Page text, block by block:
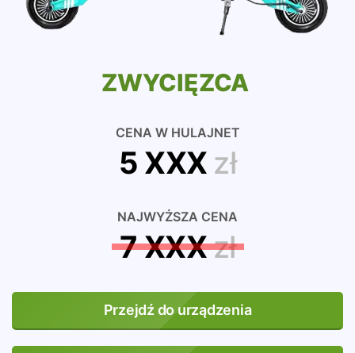
ZWYCIĘZCA
CENA W HULAJNET
5 XXX zł
NAJWYŻSZA CENA
7 XXXzł
Przejdź do urządzenia